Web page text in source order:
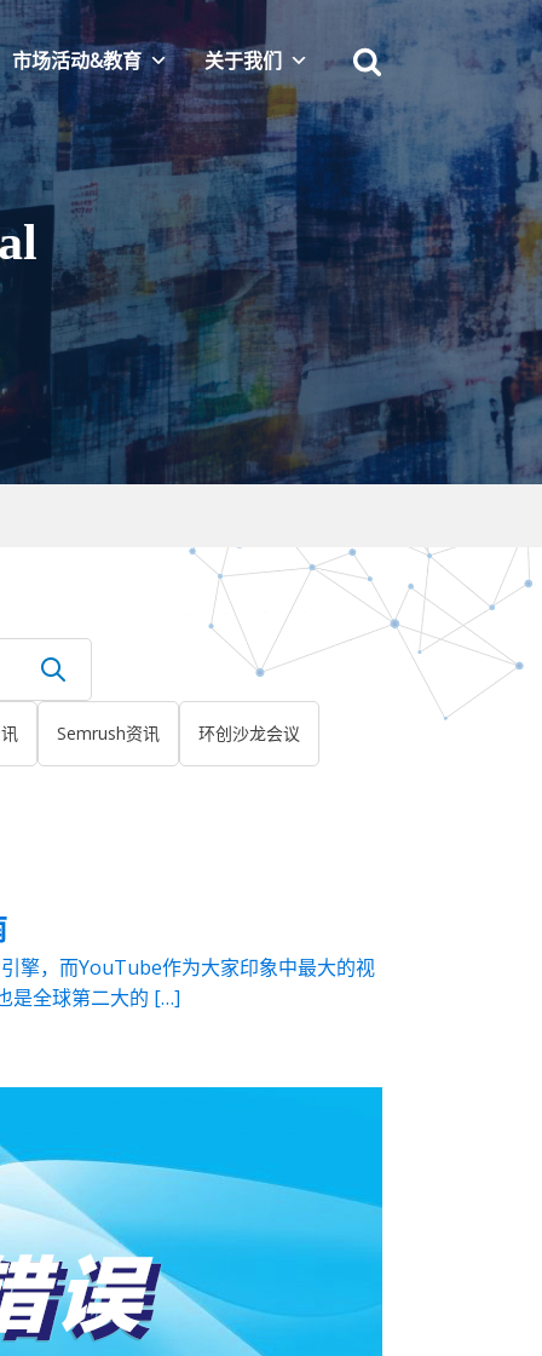
市场活动&教育 关于我们
Semrush资讯 环创沙龙会议
擎，而YouTube作为大家印象中最大的视
是全球第二大的 […]